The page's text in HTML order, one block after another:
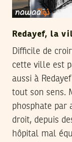
Redayef, la
Difficile de
cette ville est
aussi à
tout son sens.
phosphate par
droit, depuis
hôpital mal